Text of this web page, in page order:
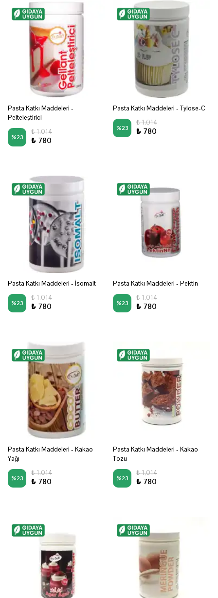
Pasta Katkı Maddeleri -
Pelteleştirici
%23
₺ 1,014
₺ 780
Pasta Katkı Maddeleri - Tylose-C
%23
₺ 1,014
₺ 780
Pasta Katkı Maddeleri - İsomalt
%23
₺ 1,014
₺ 780
Pasta Katkı Maddeleri - Pektin
%23
₺ 1,014
₺ 780
Pasta Katkı Maddeleri - Kakao
Yağı
%23
₺ 1,014
₺ 780
Pasta Katkı Maddeleri - Kakao
Tozu
%23
₺ 1,014
₺ 780